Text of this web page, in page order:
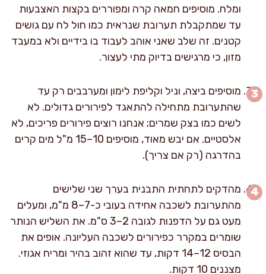
ומלח. מוסיפים חמאה קרה ומפוררים בקצות האצבעות
עד שמתקבלת תערובת שנראית כמו חול לח עם גושים
קטנים. זה שלב שאני אוהב לעבוד בו בידיים ולא במעבד
מזון, כי מרגישים בדיוק מתי לעצור.
מוסיפים ביצה, וניל וקליפת לימון ומערבבים רק עד
שהתערובת מתחילה להתאגד לפירורים גדולים. לא
לשים כמו בצק שמרים; אנחנו רוצים פירורים פריכים, לא
אלסטיים. אם יבש מאוד, מוסיפים 10–15 מ"ל מים קרים
בהדרגה (רק אם צריך).
מהדקים לתחתית התבנית בערך שני שלישים
מהתערובת לשכבה אחידה בעובי כ-7–8 מ"מ, ומעלים
מעט גם על הדפנות לגובה 2–3 ס"מ. את השליש הנותר
שומרים במקרר כפירורים לשכבה העליונה. אופים את
הבסיס 12–14 דקות, עד שהוא זהוב בהיר ומריח אגוזי.
מצננים 10 דקות.